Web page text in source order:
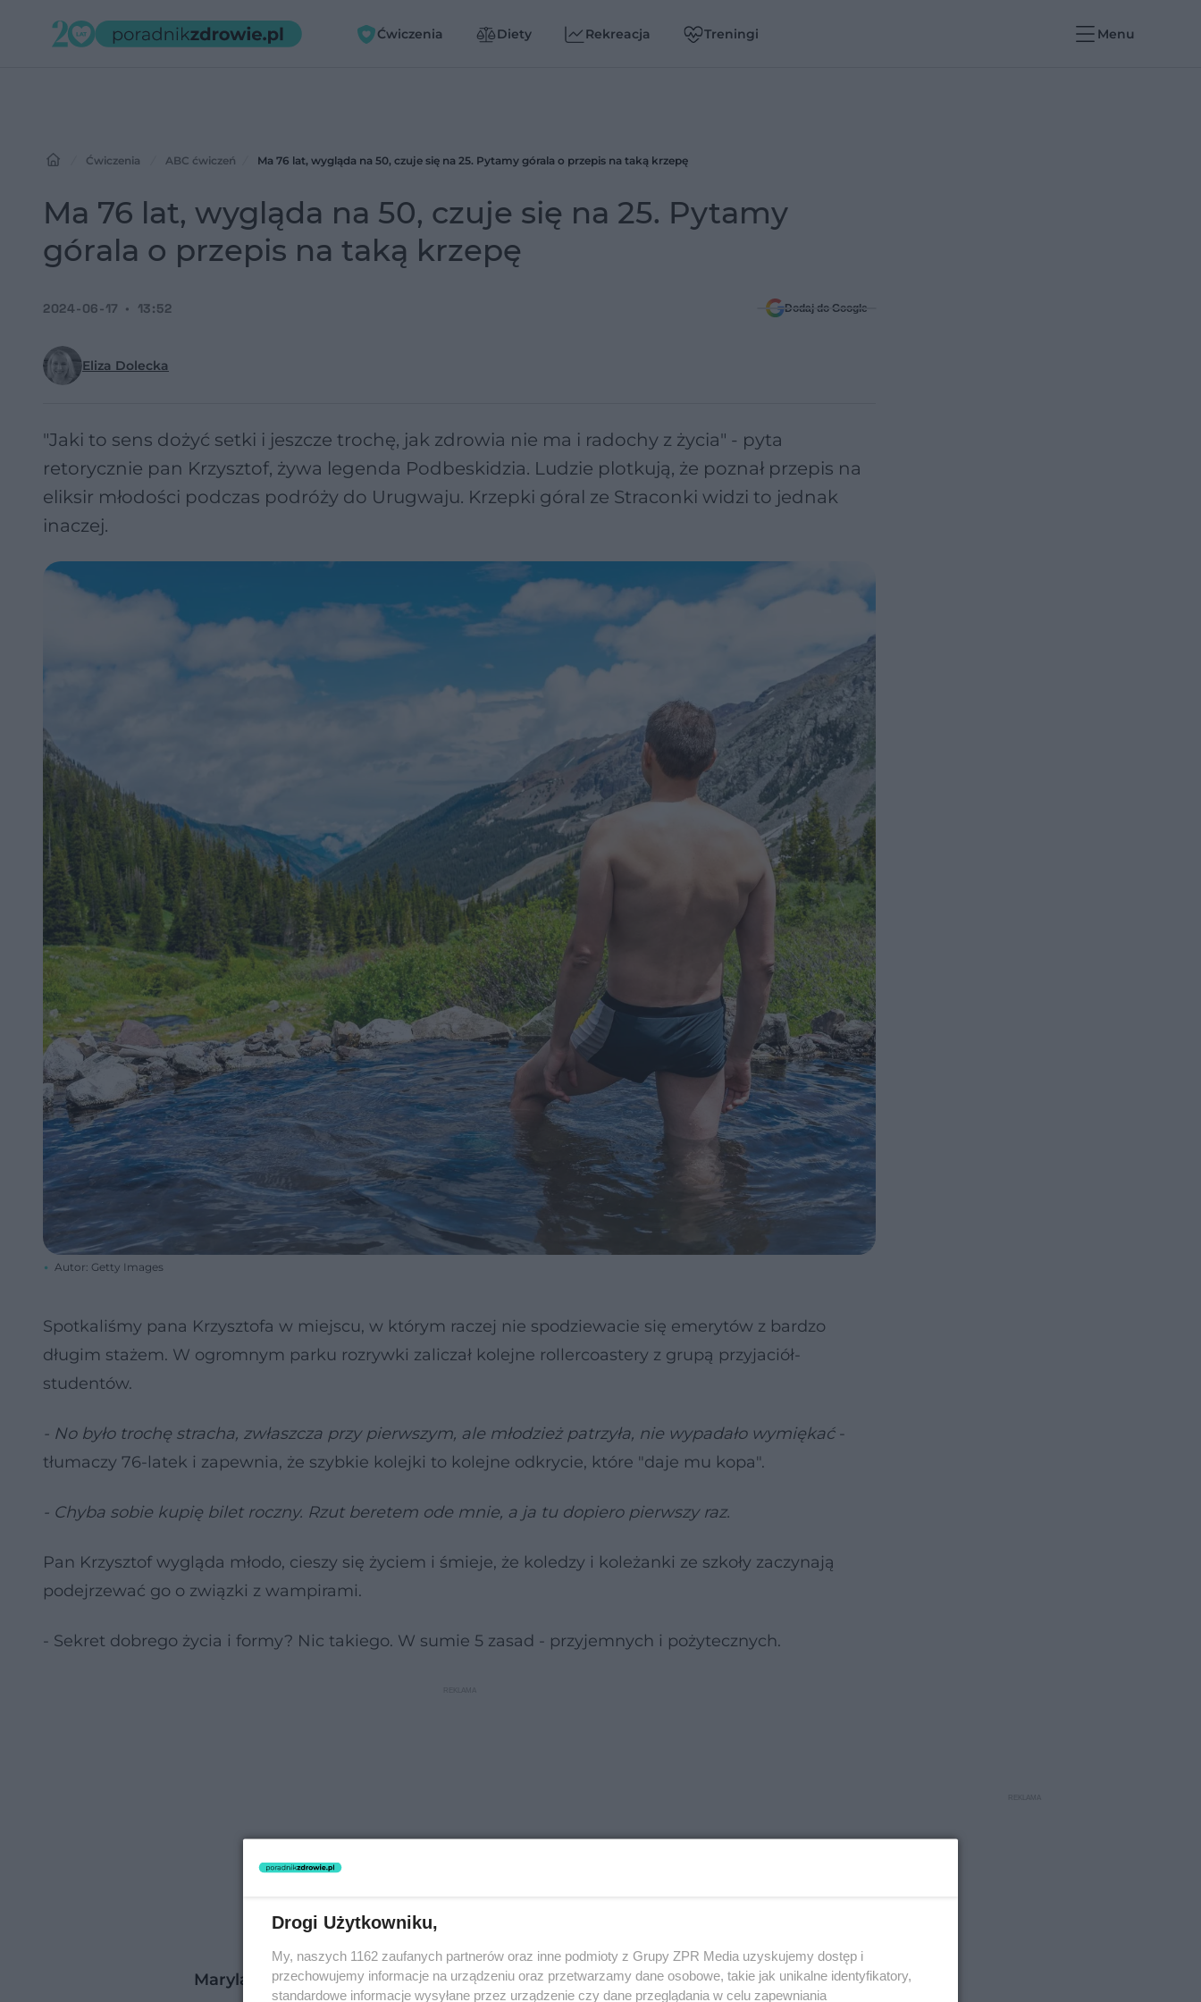
Ćwiczenia Diety Rekreacja Treningi Menu
Ćwiczenia ABC ćwiczeń Ma 76 lat, wygląda na 50, czuje się na 25. Pytamy górala o przepis na taką krzepę
Ma 76 lat, wygląda na 50, czuje się na 25. Pytamy
górala o przepis na taką krzepę
Eliza Dolecka
2024-06-17 13:52 Dodaj do Google
"Jaki to sens dożyć setki i jeszcze trochę, jak zdrowia nie ma i radochy z życia" - pyta
retorycznie pan Krzysztof, żywa legenda Podbeskidzia. Ludzie plotkują, że poznał przepis na
eliksir młodości podczas podróży do Urugwaju. Krzepki góral ze Straconki widzi to jednak
inaczej.
Autor: Getty Images
Spotkaliśmy pana Krzysztofa w miejscu, w którym raczej nie spodziewacie się emerytów z bardzo
długim stażem. W ogromnym parku rozrywki zaliczał kolejne rollercoastery z grupą przyjaciół-
studentów.
- No było trochę stracha, zwłaszcza przy pierwszym, ale młodzież patrzyła, nie wypadało wymiękać-
tłumaczy 76-latek i zapewnia, że szybkie kolejki to kolejne odkrycie, które "daje mu kopa".
- Chyba sobie kupię bilet roczny. Rzut beretem ode mnie, a ja tu dopiero pierwszy raz.
Pan Krzysztof wygląda młodo, cieszy się życiem i śmieje, że koledzy i koleżanki ze szkoły zaczynają
podejrzewać go o związki z wampirami.
- Sekret dobrego życia i formy? Nic takiego. W sumie 5 zasad - przyjemnych i pożytecznych.
Maryla Rodowicz zdradza swoje sekrety w "The Voice Senior"
Drogi Użytkowniku,
My, naszych 1162 zaufanych partnerów oraz inne podmioty z Grupy ZPR Media uzyskujemy dostęp i
przechowujemy informacje na urządzeniu oraz przetwarzamy dane osobowe, takie jak unikalne identyfikatory,
standardowe informacje wysyłane przez urządzenie czy dane przeglądania w celu zapewniania